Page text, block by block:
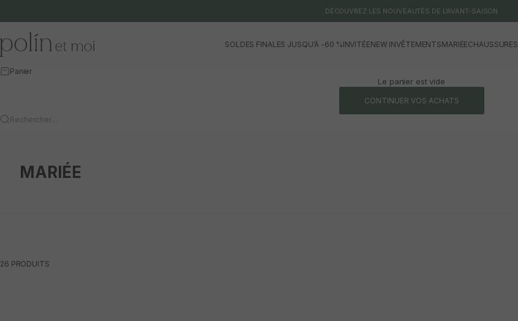
DÉCOUVREZ LES NOUVEAUTÉS DE L'AVANT-SAISON
Polín et moi
SOLDES FINALES JUSQU'À -60 %INVITÉENEW INVÊTEMENTSMARIÉECHAUSSURES
Panier
Le panier est vide
CONTINUER VOS ACHATS
Rechercher…
MARIÉE
26 PRODUITS